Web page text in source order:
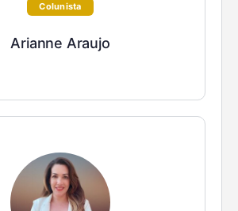
Colunista
Arianne Araujo